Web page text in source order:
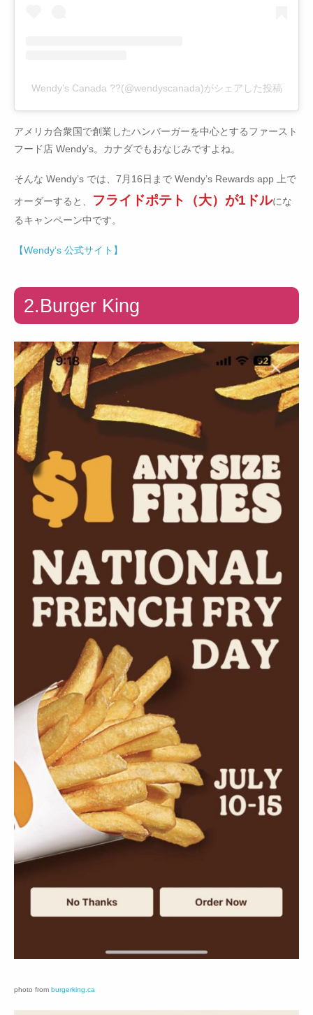
Wendy’s Canada ??(@wendyscanada)がシェアした投稿
アメリカ合衆国で創業したハンバーガーを中心とするファースト
フード店 Wendy’s。カナダでもおなじみですよね。
そんな Wendy’s では、7月16日まで Wendy’s Rewards app 上で
オーダーすると、
フライドポテト（大）が1ドルにな
るキャンペーン中です。
【Wendy’s 公式サイト】
2.Burger King
photo from burgerking.ca